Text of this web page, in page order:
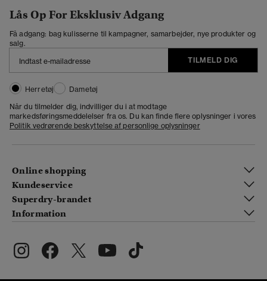
Lås Op For Eksklusiv Adgang
Få adgang: bag kulisserne til kampagner, samarbejder, nye produkter og
salg.
TILMELD DIG
Herretøj
Dametøj
Når du tilmelder dig, indvilliger du i at modtage
markedsføringsmeddelelser fra os. Du kan finde flere oplysninger i vores
Politik vedrørende beskyttelse af personlige oplysninger
Online shopping
Kundeservice
Superdry-brandet
Information